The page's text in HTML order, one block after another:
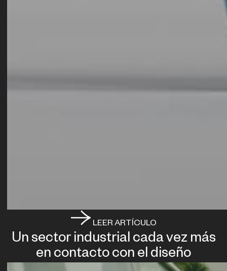
LEER ARTÍCULO
Un sector industrial cada vez más
en contacto con el diseño